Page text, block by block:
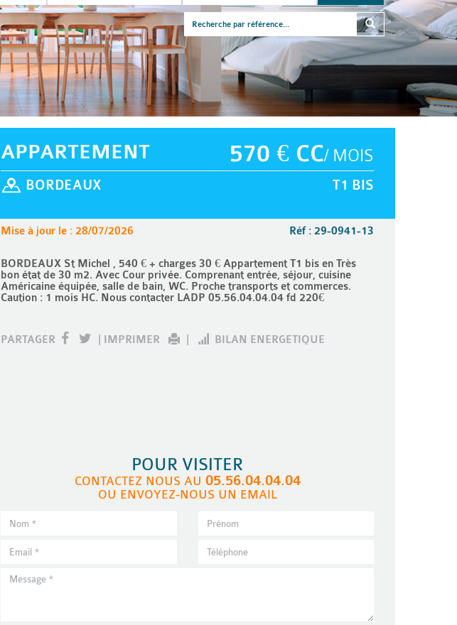
570 € CC/ MOIS
APPARTEMENT
T1 BIS
BORDEAUX
Réf : 29-0941-13
Mise à jour le : 28/07/2026
BORDEAUX St Michel , 540 € + charges 30 € Appartement T1 bis en Très
bon état de 30 m2. Avec Cour privée. Comprenant entrée, séjour, cuisine
Américaine équipée, salle de bain, WC. Proche transports et commerces.
Caution : 1 mois HC. Nous contacter LADP 05.56.04.04.04 fd 220€
PARTAGER IMPRIMER BILAN ENERGETIQUE
POUR VISITER
CONTACTEZ NOUS AU 05.56.04.04.04
OU ENVOYEZ-NOUS UN EMAIL